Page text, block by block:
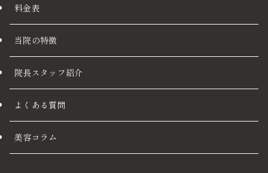
料金表
当院の特徴
院長スタッフ紹介
よくある質問
美容コラム